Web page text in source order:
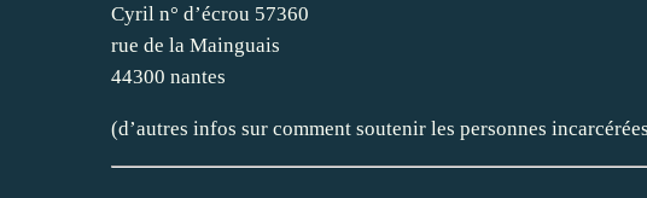
Cyril n° d’écrou 57360
rue de la Mainguais
44300 nantes
(d’autres infos sur comment soutenir les personnes